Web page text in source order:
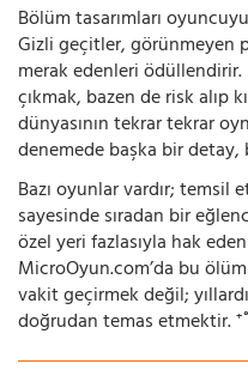
Bölüm tasarımları
Gizli geçitler, görünmeyen
merak edenleri
çıkmak, bazen de risk alıp
dünyasının tekrar tekrar
denemede başka bir
Bazı oyunlar vardır; temsil
sayesinde sıradan bir
özel yeri fazlasıyla hak
MicroOyun.com’da bu
vakit geçirmek değil;
doğrudan temas etmektir.